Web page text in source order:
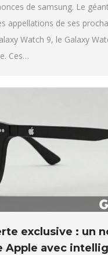
de samsung. Le
appellations de ses
Watch 9, le Galaxy
Ces…
exclusive : un
Apple avec